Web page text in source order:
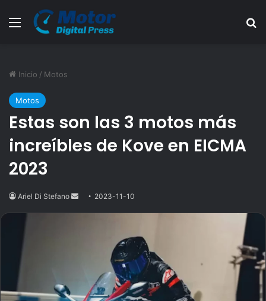
Menú
Inicio / Motos
Motos
Estas son las 3 motos más
increíbles de Kove en EICMA
2023
Ariel Di Stefano
Send2023-11-10